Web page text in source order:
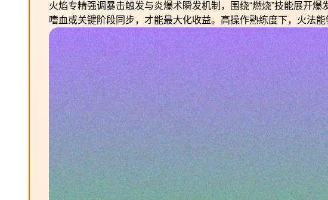
火焰专精强调暴击触发与炎爆术瞬发机制，围绕“燃烧”技能展开
嗜血或关键阶段同步，才能最大化收益。高操作熟练度下，火法能